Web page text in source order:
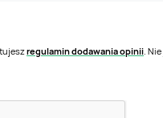
regulamin dodawania opinii .